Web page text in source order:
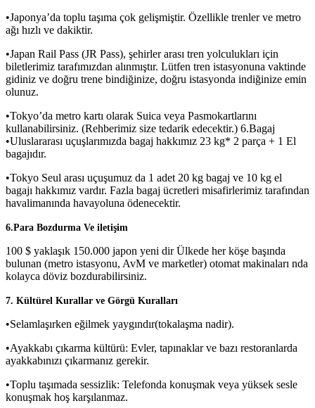
•Japonya’da toplu taşıma çok gelişmiştir. Özellikle trenler ve metro
ağı hızlı ve dakiktir.
•Japan Rail Pass (JR Pass), şehirler arası tren yolculukları için
biletlerimiz tarafımızdan alınmıştır. Lütfen tren istasyonuna vaktinde
gidiniz ve doğru trene bindiğinize, doğru istasyonda indiğinize emin
olunuz.
•Tokyo’da metro kartı olarak Suica veya Pasmokartlarını
kullanabilirsiniz. (Rehberimiz size tedarik edecektir.) 6.Bagaj
•Uluslararası uçuşlarımızda bagaj hakkımız 23 kg* 2 parça + 1 El
bagajıdır.
•Tokyo Seul arası uçuşumuz da 1 adet 20 kg bagaj ve 10 kg el
bagajı hakkımız vardır. Fazla bagaj ücretleri misafirlerimiz tarafından
havalimanında havayoluna ödenecektir.
6.Para Bozdurma Ve iletişim
100 $ yaklaşık 150.000 japon yeni dir Ülkede her köşe başında
bulunan (metro istasyonu, AvM ve marketler) otomat makinaları nda
kolayca döviz bozdurabilirsiniz.
7. Kültürel Kurallar ve Görgü Kuralları
•Selamlaşırken eğilmek yaygındır(tokalaşma nadir).
•Ayakkabı çıkarma kültürü: Evler, tapınaklar ve bazı restoranlarda
ayakkabınızı çıkarmanız gerekir.
•Toplu taşımada sessizlik: Telefonda konuşmak veya yüksek sesle
konuşmak hoş karşılanmaz.